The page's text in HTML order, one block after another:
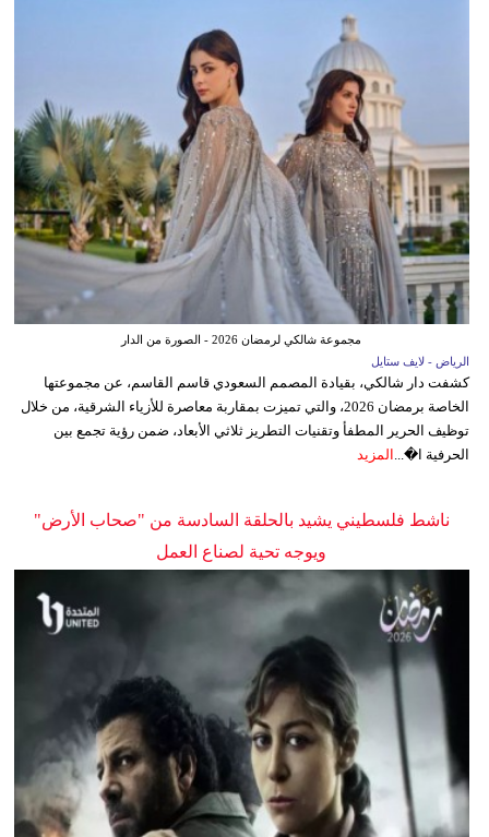
مجموعة شالكي لرمضان 2026 - الصورة من الدار
الرياض - لايف ستايل
كشفت دار شالكي، بقيادة المصمم السعودي قاسم القاسم، عن مجموعتها
الخاصة برمضان 2026، والتي تميزت بمقاربة معاصرة للأزياء الشرقية، من خلال
توظيف الحرير المطفأ وتقنيات التطريز ثلاثي الأبعاد، ضمن رؤية تجمع بين
الحرفية ا�... المزيد
ناشط فلسطيني يشيد بالحلقة السادسة من "صحاب الأرض"
ويوجه تحية لصناع العمل